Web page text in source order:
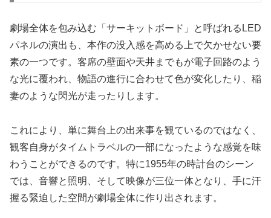
劇場全体を包み込む「サーキットボード」と呼ばれるLED
パネルの演出も、本作の没入感を高める上で欠かせない要
素の一つです。客席の壁面や天井までもが電子回路のよう
な光に覆われ、物語の進行に合わせて色が変化したり、稲
妻のような閃光が走ったりします。
これにより、単に舞台上の出来事を観ているのではなく、
観客自身がタイムトラベルの一部になったような感覚を味
わうことができるのです。特に1955年の時計台のシーン
では、音響と照明、そして映像が三位一体となり、手に汗
握る緊迫した空間が劇場全体に作り出されます。